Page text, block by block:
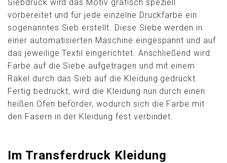
Siebdruck wird das Motiv grafisch speziell
vorbereitet und für jede einzelne Druckfarbe ein
sogenanntes Sieb erstellt. Diese Siebe werden in
einer automatisierten Maschine eingespannt und auf
das jeweilige Textil eingerichtet. Anschließend wird
Farbe auf die Siebe aufgetragen und mit einem
Rakel durch das Sieb auf die Kleidung gedrückt.
Fertig bedruckt, wird die Kleidung nun durch einen
heißen Ofen beförder, wodurch sich die Farbe mit
den Fasern in der Kleidung fest verbindet.
Im Transferdruck Kleidung